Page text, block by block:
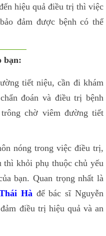
hiệu quả điều trị thì việc
đảm được bệnh có thể
bạn:
tiết niệu, cần đi khám
đoán và điều trị bệnh
chờ viêm đường tiết
nóng trong việc điều trị,
khỏi phụ thuộc chủ yếu
bạn. Quan trọng nhất là
Hàđể bác sĩ Nguyễn
điều trị hiệu quả và an